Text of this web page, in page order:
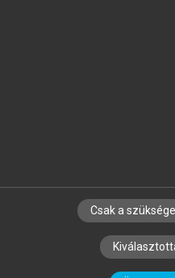
SZERZŐKNEK
SZERKESZTÉSI ÉS
Csak a